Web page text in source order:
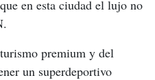
en esta ciudad el lujo no
premium y del
un superdeportivo